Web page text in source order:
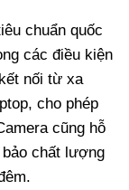
chuẩn quốc
các điều kiện
nối từ xa
cho phép
cũng hỗ
chất lượng